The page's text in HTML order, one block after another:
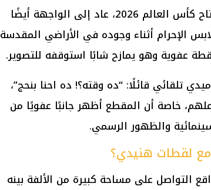
بالتزامن مع تداول تعليقه على افتتاح كأس العالم 2026، عاد إلى الواجهة أيضًا
الإحرام أثناء وجوده في الأراضي المقدسة
عفوية وهو يمازح شابًا استوقفه للتصوير.
تلقائي قائلًا: “ده وقته؟! ده احنا بنحج”،
خاصة أن المقطع أظهر جانبًا عفويًا من
والظهور الرسمي.
مع لقطات هنيدي؟
التواصل على مساحة كبيرة من الألفة بينه